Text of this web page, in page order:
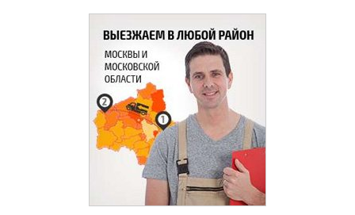
Жуковский
Загорянский
Звенигород
Зеленоград
Ивантеевка
Истра
Кашира
Климовск
Клин
Коломна
Коммунарка
Королёв
Котельники